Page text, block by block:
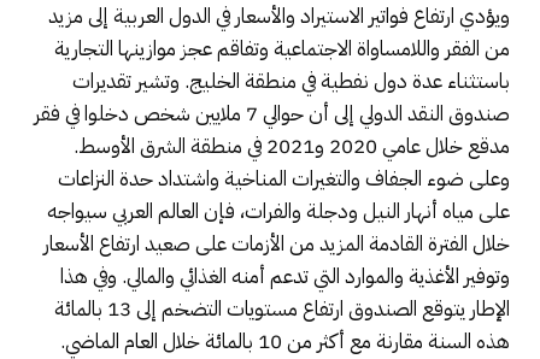
ويؤدي ارتفاع فواتير الاستيراد والأسعار في الدول العربية إلى مزيد
من الفقر واللامساواة الاجتماعية وتفاقم عجز موازينها التجارية
باستثناء عدة دول نفطية في منطقة الخليج. وتشير تقديرات
صندوق النقد الدولي إلى أن حوالي 7 ملايين شخص دخلوا في فقر
مدقع خلال عامي 2020 و2021 في منطقة الشرق الأوسط.
وعلى ضوء الجفاف والتغيرات المناخية واشتداد حدة النزاعات
على مياه أنهار النيل ودجلة والفرات، فإن العالم العربي سيواجه
خلال الفترة القادمة المزيد من الأزمات على صعيد ارتفاع الأسعار
وتوفير الأغذية والموارد التي تدعم أمنه الغذائي والمالي. وفي هذا
الإطار يتوقع الصندوق ارتفاع مستويات التضخم إلى 13 بالمائة
هذه السنة مقارنة مع أكثر من 10 بالمائة خلال العام الماضي.